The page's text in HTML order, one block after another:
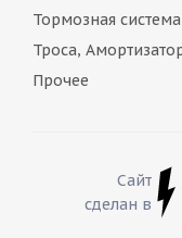
Тормозная система
Троса,
Прочее
Сайт
сделан в